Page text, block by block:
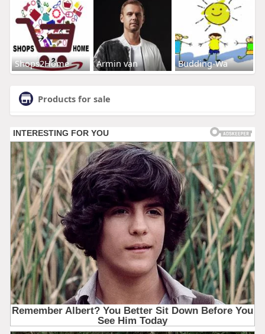
Shops2Home Armin van Budding-Wa
Products for sale